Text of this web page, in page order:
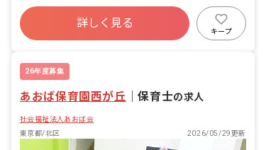
入） ・異年齢活動 ・運動や遊び、製作
活動のサポート ・午睡チェック ・保護
年間休日120日以上
寮・住宅・家賃補助あり
社会保険完備
昇給昇進あり
詳しく見る
キープ
26年度募集
あおば保育園西が丘 ｜保育士の求人
社会福祉法人あおば会
東京都/北区
2026/05/29更新